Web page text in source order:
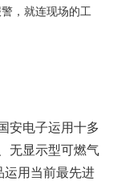
，就连现场的工
安电子运用十多
无显示型可燃气
运用当前最先进